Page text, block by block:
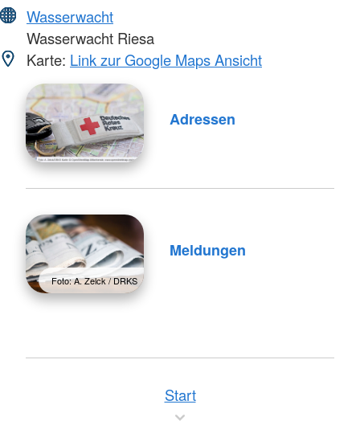
Wasserwacht
Wasserwacht Riesa
Karte: Link zur Google Maps Ansicht
Adressen
Foto: A. Zelck / DRKS
Meldungen
Start